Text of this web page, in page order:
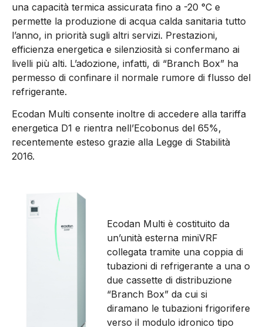
una capacità termica assicurata fino a -20 °C e
permette la produzione di acqua calda sanitaria tutto
l’anno, in priorità sugli altri servizi. Prestazioni,
efficienza energetica e silenziosità si confermano ai
livelli più alti. L’adozione, infatti, di “Branch Box” ha
permesso di confinare il normale rumore di flusso del
refrigerante.
Ecodan Multi consente inoltre di accedere alla tariffa
energetica D1 e rientra nell’Ecobonus del 65%,
recentemente esteso grazie alla Legge di Stabilità
2016.
Ecodan Multi è costituito da
un’unità esterna miniVRF
collegata tramite una coppia di
tubazioni di refrigerante a una o
due cassette di distribuzione
“Branch Box” da cui si
diramano le tubazioni frigorifere
verso il modulo idronico tipo